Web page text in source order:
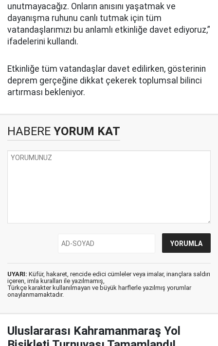
unutmayacağız. Onların anısını yaşatmak ve
dayanışma ruhunu canlı tutmak için tüm
vatandaşlarımızı bu anlamlı etkinliğe davet ediyoruz,”
ifadelerini kullandı.
Etkinliğe tüm vatandaşlar davet edilirken, gösterinin
deprem gerçeğine dikkat çekerek toplumsal bilinci
artırması bekleniyor.
HABERE YORUM KAT
UYARI: Küfür, hakaret, rencide edici cümleler veya imalar, inançlara saldırı
içeren, imla kuralları ile yazılmamış,
Türkçe karakter kullanılmayan ve büyük harflerle yazılmış yorumlar
onaylanmamaktadır.
Uluslararası Kahramanmaraş Yol